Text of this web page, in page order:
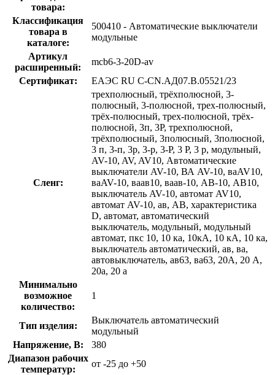
товара:
Классификация
товара в
каталоге:
500410 - Автоматические выключатели
модульные
Артикул
расширенный:
mcb6-3-20D-av
Сертификат:
ЕАЭС RU C-CN.АД07.B.05521/23
Сленг:
трехполюсный, трёхполюсной, 3-
полюсный, 3-полюсной, трех-полюсный,
трёх-полюсный, трех-полюсной, трёх-
полюсной, 3п, 3P, трехполюсной,
трёхполюсный, 3полюсный, 3полюсной,
3 п, 3-п, 3p, 3-p, 3-P, 3 P, 3 p, модульный,
AV-10, AV, AV10, Автоматические
выключатели AV-10, ВА AV-10, ваAV10,
ваAV-10, ваав10, ваав-10, АВ-10, АВ10,
выключатель AV-10, автомат AV10,
автомат AV-10, ав, АВ, характеристика
D, автомат, автоматический
выключатель, модульный, модульный
автомат, пкс 10, 10 ка, 10кА, 10 кА, 10 ка,
выключатель автоматический, ав, ва,
автовыключатель, ав63, ва63, 20А, 20 А,
20а, 20 а
Минимально
возможное
количество:
1
Тип изделия:
Выключатель автоматический
модульный
Напряжение, В:
380
Диапазон рабочих
температур:
от -25 до +50